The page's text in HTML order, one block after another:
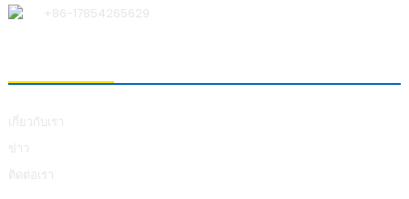
+86-17854265629
เกี่ยวกับเรา
ข่าว
ติดต่อเรา